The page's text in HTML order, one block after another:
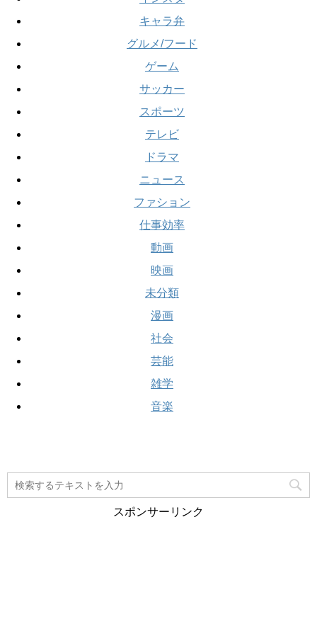
キャラ弁
グルメ/フード
ゲーム
サッカー
スポーツ
テレビ
ドラマ
ニュース
ファション
仕事効率
動画
映画
未分類
漫画
社会
芸能
雑学
音楽
スポンサーリンク